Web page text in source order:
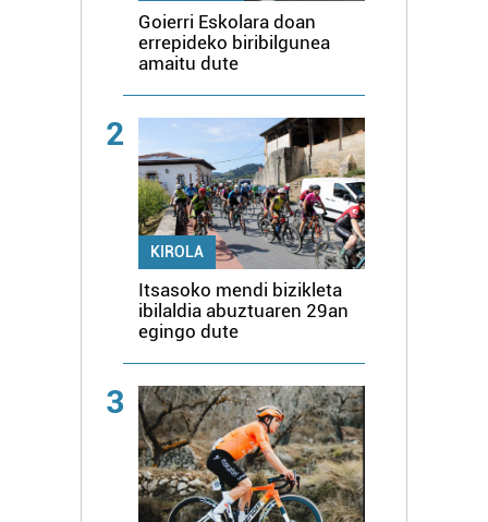
Goierri Eskolara doan
errepideko biribilgunea
amaitu dute
2
KIROLA
Itsasoko mendi bizikleta
ibilaldia abuztuaren 29an
egingo dute
3